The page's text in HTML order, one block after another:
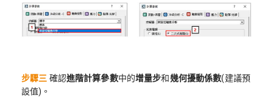
步驟三 確認進階計算參數中的增量步和幾何擾動係數(建議預
設值)。